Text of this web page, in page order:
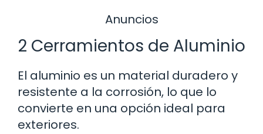
Anuncios
2 Cerramientos de Aluminio
El aluminio es un material duradero y
resistente a la corrosión, lo que lo
convierte en una opción ideal para
exteriores.